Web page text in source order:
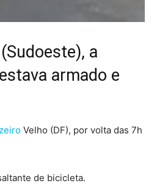
a
armado e
Velho (DF), por volta das 7h
de bicicleta.